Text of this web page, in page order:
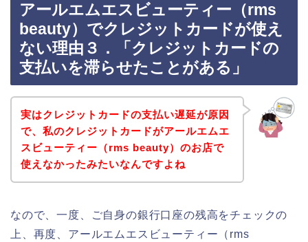
アールエムエスビューティー（rms
beauty）でクレジットカードが使え
ない理由３．「クレジットカードの
支払いを滞らせたことがある」
実はクレジットカードの支払い遅延が原因
で、私のクレジットカードがアールエムエ
スビューティー（rms beauty）のお店で
使えなかったみたいなんですよね
なので、一度、ご自身の銀行口座の残高をチェックの
上、再度、アールエムエスビューティー（rms